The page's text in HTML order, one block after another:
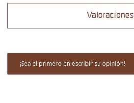
Valoraciones
¡Sea el primero en escribir su opinión!